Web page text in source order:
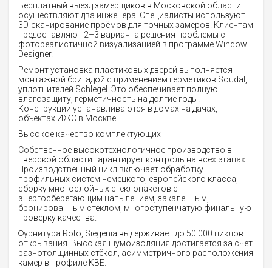
Бесплатный выезд замерщиков в Московской области
осуществляют два инженера. Специалисты используют
3D-сканирование проёмов для точных замеров. Клиентам
предоставляют 2–3 варианта решения проблемы с
фотореалистичной визуализацией в программе Window
Designer.
Ремонт установка пластиковых дверей выполняется
монтажной бригадой с применением герметиков Soudal,
уплотнителей Schlegel. Это обеспечивает полную
влагозащиту, герметичность на долгие годы.
Конструкции устанавливаются в домах на дачах,
объектах ИЖС в Москве.
Высокое качество комплектующих
Собственное высокотехнологичное производство в
Тверской области гарантирует контроль на всех этапах.
Производственный цикл включает обработку
профильных систем немецкого, европейского класса,
сборку многослойных стеклопакетов с
энергосберегающим напылением, закалённым,
бронированным стеклом, многоступенчатую финальную
проверку качества.
Фурнитура Roto, Siegenia выдерживает до 50 000 циклов
открывания. Высокая шумоизоляция достигается за счёт
разнотолщинных стёкол, асимметричного расположения
камер в профиле KBE.